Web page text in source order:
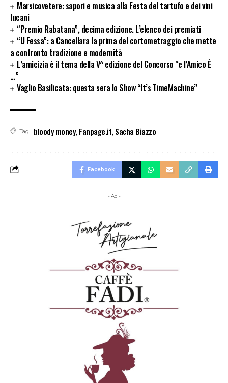
Marsicovetere: sapori e musica alla Festa del tartufo e dei vini
lucani
“Premio Rabatana”, decima edizione. L’elenco dei premiati
“U Fessa”: a Cancellara la prima del cortometraggio che mette
a confronto tradizione e modernità
L’amicizia è il tema della V^ edizione del Concorso “e l’Amico È
…”
Vaglio Basilicata: questa sera lo Show “It’s TimeMachine”
Tag bloody money, Fanpage.it, Sacha Biazzo
Facebook
- Ad -